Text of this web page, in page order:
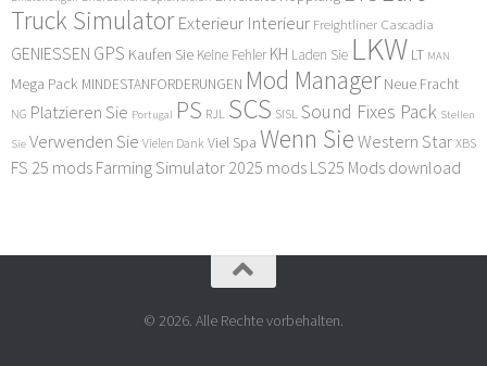
Truck Simulator Exterieur Interieur Freightliner Cascadia
GENIESSEN GPS Kaufen Sie Keine Fehler KH Laden Sie LKW LT MAN
Mega Pack MINDESTANFORDERUNGEN Mod Manager Neue Fracht
NG Platzieren Sie Portugal PS RJL SCS SISL Sound Fixes Pack Stellen
Sie Verwenden Sie Vielen Dank Viel Spa Wenn Sie Western Star XBS
FS 25 mods Farming Simulator 2025 mods LS25 Mods download
© 2026. Alle Rechte vorbehalten.